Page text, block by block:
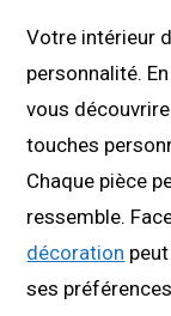
Votre intérieur
personnalité.
vous
touches
Chaque pièce
ressemble.
décoration
ses